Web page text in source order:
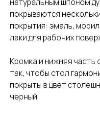
покрываются
покрытия: эмаль,
лаки для рабочих
Кромка и нижняя
так, чтобы стол
покрыты в цвет
черный.